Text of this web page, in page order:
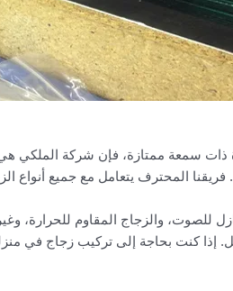
سمعة ممتازة، فإن شركة الملكي هي
فريقنا المحترف يتعامل مع جميع
للصوت، والزجاج المقاوم للحرارة،
كنت بحاجة إلى تركيب زجاج في